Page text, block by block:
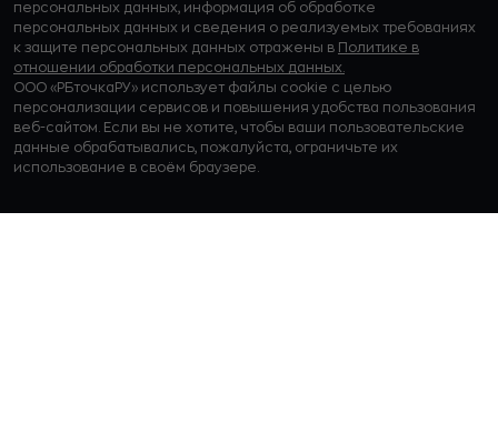
персональных данных, информация об обработке
персональных данных и сведения о реализуемых требованиях
к защите персональных данных отражены в
Политике в
отношении обработки персональных данных.
ООО «РБточкаРУ» использует файлы cookie с целью
персонализации сервисов и повышения удобства пользования
веб-сайтом. Если вы не хотите, чтобы ваши пользовательские
данные обрабатывались, пожалуйста, ограничьте их
использование в своём браузере.